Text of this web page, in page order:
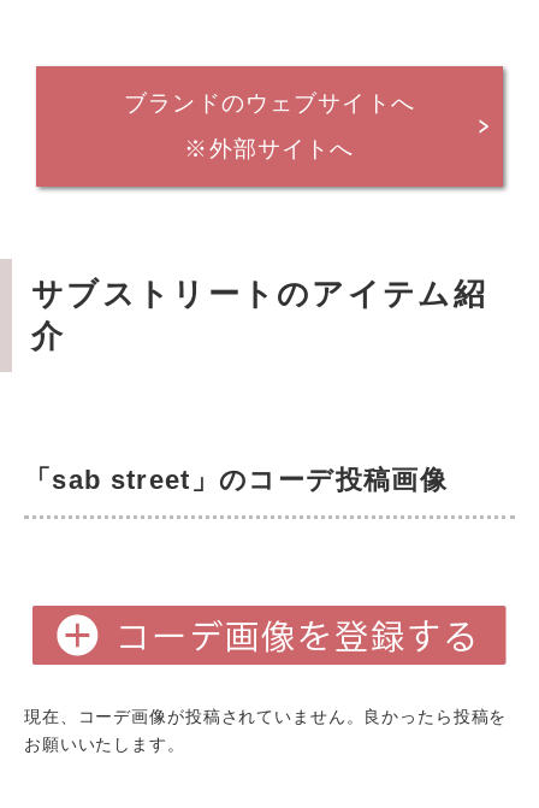
ブランドのウェブサイトへ
※外部サイトへ
サブストリートのアイテム紹
介
「sab street」のコーデ投稿画像
現在、コーデ画像が投稿されていません。良かったら投稿を
お願いいたします。